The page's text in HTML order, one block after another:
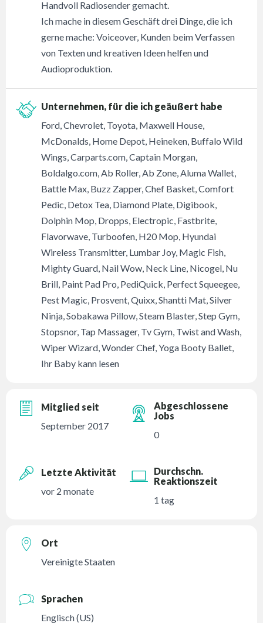
Handvoll Radiosender gemacht.
Ich mache in diesem Geschäft drei Dinge, die ich
gerne mache: Voiceover, Kunden beim Verfassen
von Texten und kreativen Ideen helfen und
Audioproduktion.
Unternehmen, für die ich geäußert habe
Ford, Chevrolet, Toyota, Maxwell House,
McDonalds, Home Depot, Heineken, Buffalo Wild
Wings, Carparts.com, Captain Morgan,
Boldalgo.com, Ab Roller, Ab Zone, Aluma Wallet,
Battle Max, Buzz Zapper, Chef Basket, Comfort
Pedic, Detox Tea, Diamond Plate, Digibook,
Dolphin Mop, Dropps, Electropic, Fastbrite,
Flavorwave, Turboofen, H20 Mop, Hyundai
Wireless Transmitter, Lumbar Joy, Magic Fish,
Mighty Guard, Nail Wow, Neck Line, Nicogel, Nu
Brill, Paint Pad Pro, PediQuick, Perfect Squeegee,
Pest Magic, Prosvent, Quixx, Shantti Mat, Silver
Ninja, Sobakawa Pillow, Steam Blaster, Step Gym,
Stopsnor, Tap Massager, Tv Gym, Twist and Wash,
Wiper Wizard, Wonder Chef, Yoga Booty Ballet,
Ihr Baby kann lesen
Mitglied seit
September 2017
Abgeschlossene
Jobs
0
Letzte Aktivität
vor 2 monate
Durchschn.
Reaktionszeit
1 tag
Ort
Vereinigte Staaten
Sprachen
Englisch (US)